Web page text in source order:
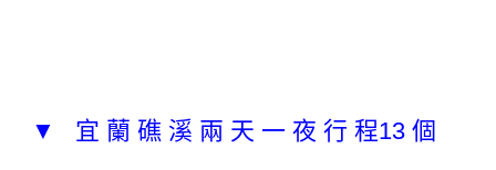
▼ 宜 蘭 礁 溪 兩 天 一 夜 行 程13 個